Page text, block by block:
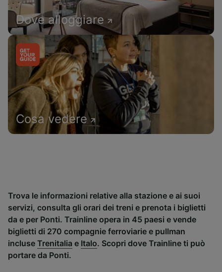
Dove alloggiare
Cosa vedere
Trova le informazioni relative alla stazione e ai suoi
servizi, consulta gli orari dei treni e prenota i biglietti
da e per Ponti. Trainline opera in 45 paesi e vende
biglietti di 270 compagnie ferroviarie e pullman
incluse Trenitalia e Italo. Scopri dove Trainline ti può
portare da Ponti.